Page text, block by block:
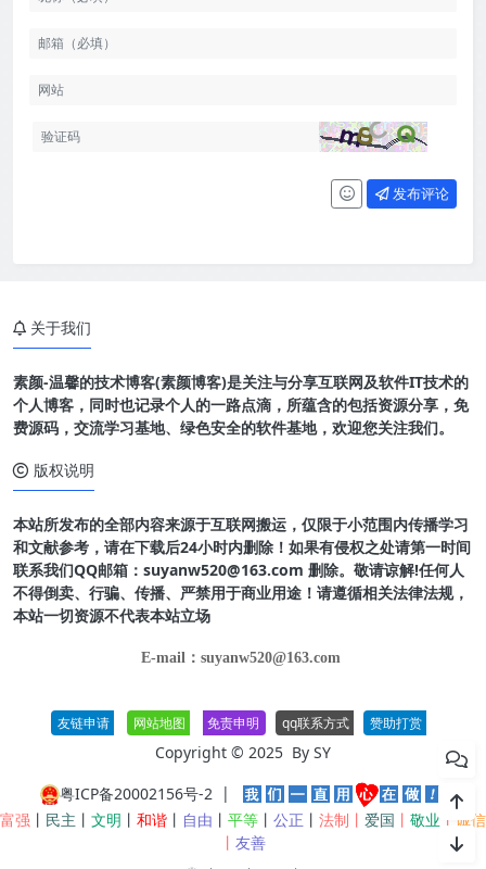
发布评论
关于我们
素颜-温馨的技术博客(素颜博客)是关注与分享互联网及软件IT技术的
个人博客，同时也记录个人的一路点滴，所蕴含的包括资源分享，免
费源码，交流学习基地、绿色安全的软件基地，欢迎您关注我们。
版权说明
本站所发布的全部内容来源于互联网搬运，仅限于小范围内传播学习
和文献参考，请在下载后24小时内删除！如果有侵权之处请第一时间
联系我们QQ邮箱：suyanw520@163.com 删除。敬请谅解!任何人
不得倒卖、行骗、传播、严禁用于商业用途！请遵循相关法律法规，
本站一切资源不代表本站立场
E-mail：suyanw520@163.com
友链申请 网站地图 免责申明 qq联系方式 赞助打赏
Copyright © 2025 By SY
粤ICP备20002156号-2 |
富强 丨 民主 丨 文明 丨 和谐 丨 自由 丨 平等 丨 公正 丨 法制丨 爱国 丨 敬业 丨 诚信
丨 友善